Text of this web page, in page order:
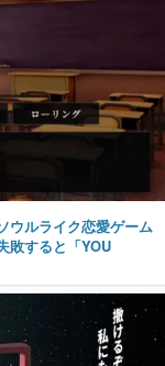
ウルライク恋愛ゲーム
敗すると「YOU